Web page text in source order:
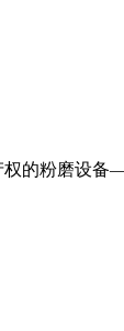
的粉磨设